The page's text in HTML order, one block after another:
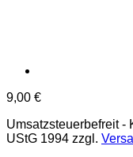
9,00 €
Umsatzsteuerbefreit -
UStG 1994 zzgl.